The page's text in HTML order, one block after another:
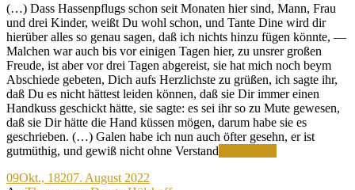
(…) Dass Hassenpflugs schon seit Monaten hier sind, Mann, Frau
und drei Kinder, weißt Du wohl schon, und Tante Dine wird dir
hierüber alles so genau sagen, daß ich nichts hinzu fügen könnte, —
Malchen war auch bis vor einigen Tagen hier, zu unsrer großen
Freude, ist aber vor drei Tagen abgereist, sie hat mich noch beym
Abschiede gebeten, Dich aufs Herzlichste zu grüßen, ich sagte ihr,
daß Du es nicht hättest leiden können, daß sie Dir immer einen
Handkuss geschickt hätte, sie sagte: es sei ihr so zu Mute gewesen,
daß sie Dir hätte die Hand küssen mögen, darum habe sie es
geschrieben. (…) Galen habe ich nun auch öfter gesehn, er ist
gutmüthig, und gewiß nicht ohne Verstand
09Okt., 18207. August 2022